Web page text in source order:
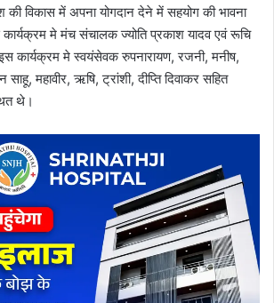
विकास में अपना योगदान देने में सहयोग की भावना
मे मंच संचालक ज्योति प्रकाश यादव एवं रूचि
इस कार्यक्रम मे स्वयंसेवक रुपनारायण, रजनी, मनीष,
महावीर, ऋषि, ट्रांशी, दीप्ति दिवाकर सहित
थे।